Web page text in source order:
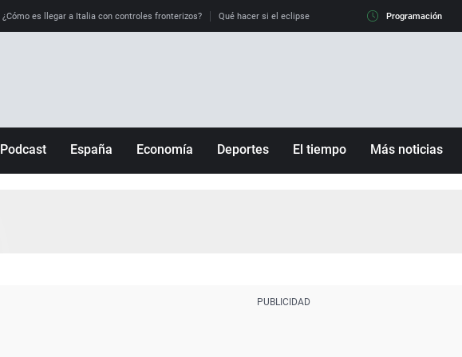
¿Cómo es llegar a Italia con controles fronterizos? Qué hacer si el eclipse me pilla conduciendo Qué tiempo
Programación
Podcast España Economía Deportes El tiempo Más noticias